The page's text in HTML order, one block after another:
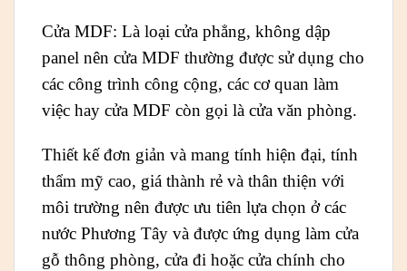
Cửa MDF: Là loại cửa phẳng, không dập
panel nên cửa MDF thường được sử dụng cho
các công trình công cộng, các cơ quan làm
việc hay cửa MDF còn gọi là cửa văn phòng.
Thiết kế đơn giản và mang tính hiện đại, tính
thẩm mỹ cao, giá thành rẻ và thân thiện với
môi trường nên được ưu tiên lựa chọn ở các
nước Phương Tây và được ứng dụng làm cửa
gỗ thông phòng, cửa đi hoặc cửa chính cho